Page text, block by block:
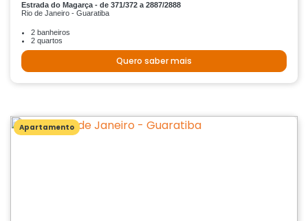
Estrada do Magarça - de 371/372 a 2887/2888
Rio de Janeiro - Guaratiba
2 banheiros
2 quartos
Quero saber mais
Apartamento